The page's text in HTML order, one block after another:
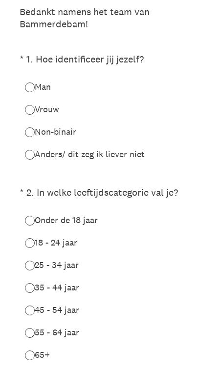
Bedankt namens het team van
Bammerdebam!
* 1. Hoe identificeer jij jezelf?
(Vereist.)
Man
Vrouw
Non-binair
Anders/ dit zeg ik liever niet
* 2. In welke leeftijdscategorie val je?
(Vereist.)
Onder de 18 jaar
18 - 24 jaar
25 - 34 jaar
35 - 44 jaar
45 - 54 jaar
55 - 64 jaar
65+